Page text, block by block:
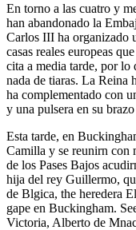
En torno a las cuatro y
han abandonado la
Carlos III ha organizado
casas reales europeas
cita a media tarde, por
nada de tiaras. La Reina
ha complementado con
y una pulsera en su
Esta tarde, en
Camilla y se reunirn con
de los Pases Bajos
hija del rey Guillermo,
de Blgica, the heredera
gape en Buckingham.
Victoria, Alberto de